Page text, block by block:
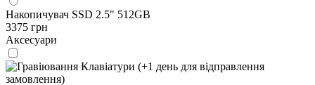
Накопичувач SSD 2.5" 512GB
3375 грн
Аксесуари